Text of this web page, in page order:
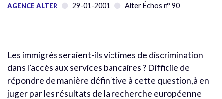
AGENCE ALTER 29-01-2001 Alter Échos n° 90
Les immigrés seraient-ils victimes de discrimination
dans l’accès aux services bancaires ? Difficile de
répondre de manière définitive à cette question,à en
juger par les résultats de la recherche européenne